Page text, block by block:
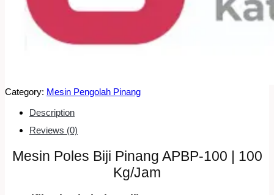
Category: Mesin Pengolah Pinang
Description
Reviews (0)
Mesin Poles Biji Pinang APBP-100 | 100
Kg/Jam